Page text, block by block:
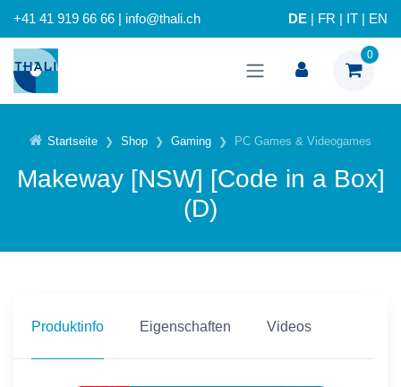
+41 41 919 66 66 | info@thali.ch DE FR IT EN
0
Startseite Shop Gaming PC Games & Videogames
Makeway [NSW] [Code in a Box]
(D)
Produktinfo Eigenschaften Videos